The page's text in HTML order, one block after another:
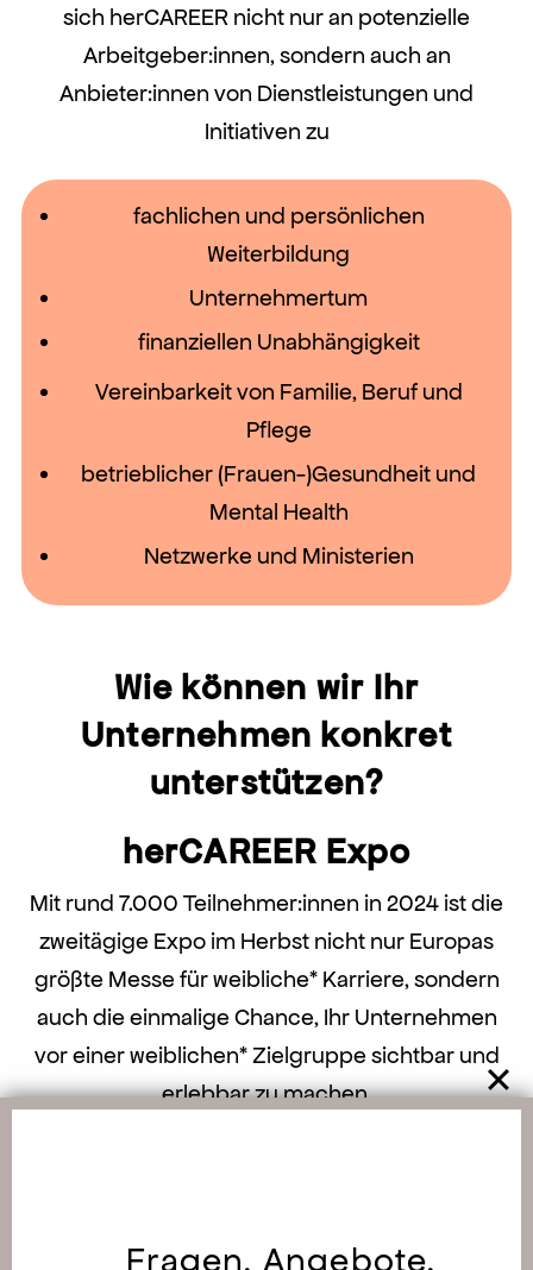
sich herCAREER nicht nur an potenzielle
Arbeitgeber:innen, sondern auch an
Anbieter:innen von Dienstleistungen und
Initiativen zu
fachlichen und persönlichen
Weiterbildung
Unternehmertum
finanziellen Unabhängigkeit
Vereinbarkeit von Familie, Beruf und
Pflege
betrieblicher (Frauen-)Gesundheit und
Mental Health
Netzwerke und Ministerien
Wie können wir Ihr
Unternehmen konkret
unterstützen?
herCAREER Expo
Mit rund 7.000 Teilnehmer:innen in 2024 ist die
zweitägige Expo im Herbst nicht nur Europas
größte Messe für weibliche* Karriere, sondern
auch die einmalige Chance, Ihr Unternehmen
vor einer weiblichen* Zielgruppe sichtbar und
erlebbar zu machen.
Female Recruiting
Fragen, Angebote,